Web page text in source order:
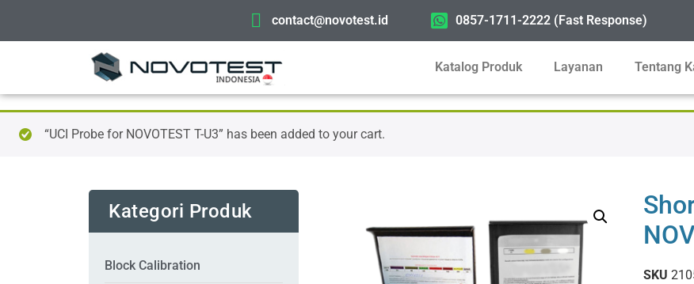
contact@novotest.id 0857-1711-2222 (Fast Response)
Katalog Produk Layanan Tentang
“UCI Probe for NOVOTEST T-U3” has been added to your cart.
Kategori Produk
Block Calibration
SKU